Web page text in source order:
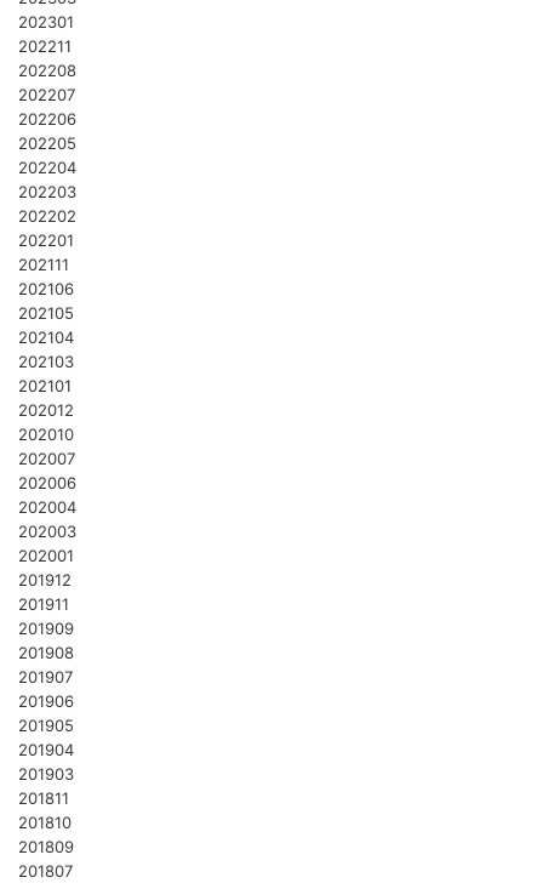
202301
202211
202208
202207
202206
202205
202204
202203
202202
202201
202111
202106
202105
202104
202103
202101
202012
202010
202007
202006
202004
202003
202001
201912
201911
201909
201908
201907
201906
201905
201904
201903
201811
201810
201809
201807